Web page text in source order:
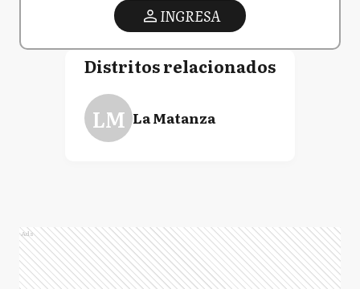
INGRESA
Distritos relacionados
LM La Matanza
Ads